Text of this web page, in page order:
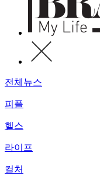
전체뉴스
피플
헬스
라이프
컬처